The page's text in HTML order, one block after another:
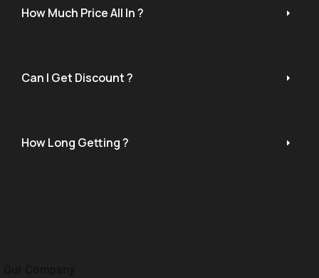
How Much Price All In ?
Can I Get Discount ?
How Long Getting ?